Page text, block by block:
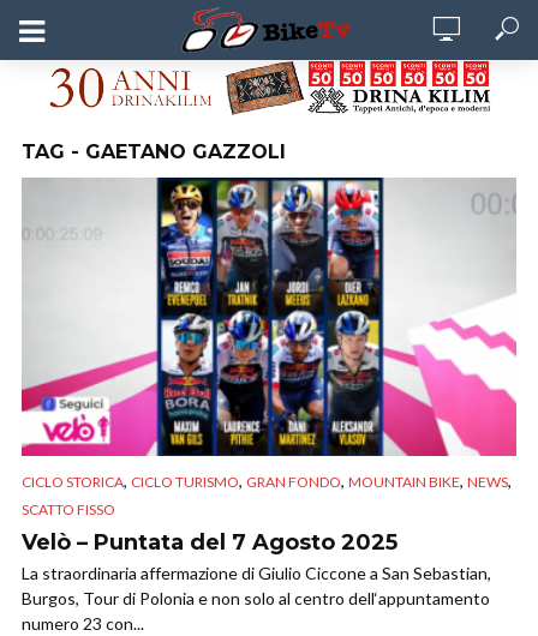
TAG - GAETANO GAZZOLI
CICLO STORICA, CICLO TURISMO, GRAN FONDO, MOUNTAIN BIKE, NEWS,
SCATTO FISSO
Velò – Puntata del 7 Agosto 2025
La straordinaria affermazione di Giulio Ciccone a San Sebastian,
Burgos, Tour di Polonia e non solo al centro dell‘appuntamento
numero 23 con...